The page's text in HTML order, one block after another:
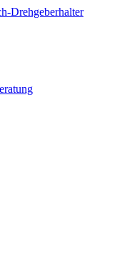
Drehgeberhalter